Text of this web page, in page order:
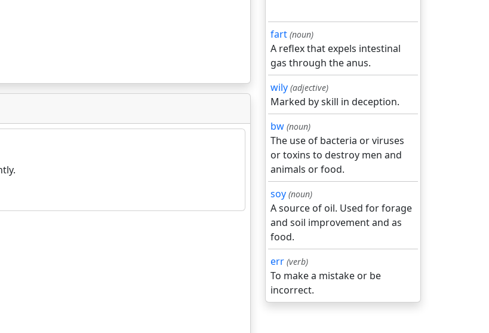
fart (noun)
A reflex that expels intestinal
gas through the anus.
wily (adjective)
Marked by skill in deception.
bw (noun)
The use of bacteria or viruses
or toxins to destroy men and
animals or food.
soy (noun)
A source of oil. Used for forage
and soil improvement and as
food.
err (verb)
To make a mistake or be
incorrect.